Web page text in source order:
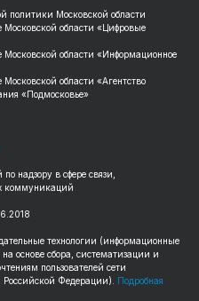
политики Московской области
Московской области «Цифровые
Московской области «Информационное
области «Агентство
«Подмосковье»
надзору в сфере связи,
коммуникаций
технологии (информационные
основе сбора, систематизации и
пользователей сети
Российской Федерации). Подробная